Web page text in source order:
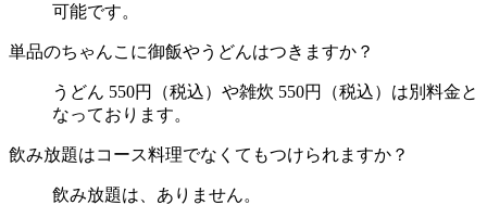
可能です。
単品のちゃんこに御飯やうどんはつきますか？
うどん 550円（税込）や雑炊 550円（税込）は別料金と
なっております。
飲み放題はコース料理でなくてもつけられますか？
飲み放題は、ありません。